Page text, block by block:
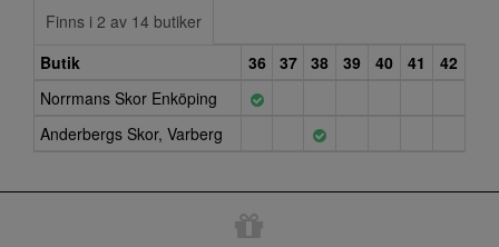
Finns i 2 av 14 butiker
Butik
36 37 38 39 40 41
42
Norrmans Skor Enköping
Anderbergs Skor, Varberg